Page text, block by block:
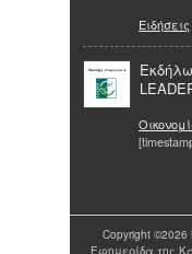
Ειδήσεις
Copyright ©2026
Εφημερίδα της